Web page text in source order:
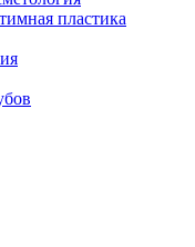
пластика